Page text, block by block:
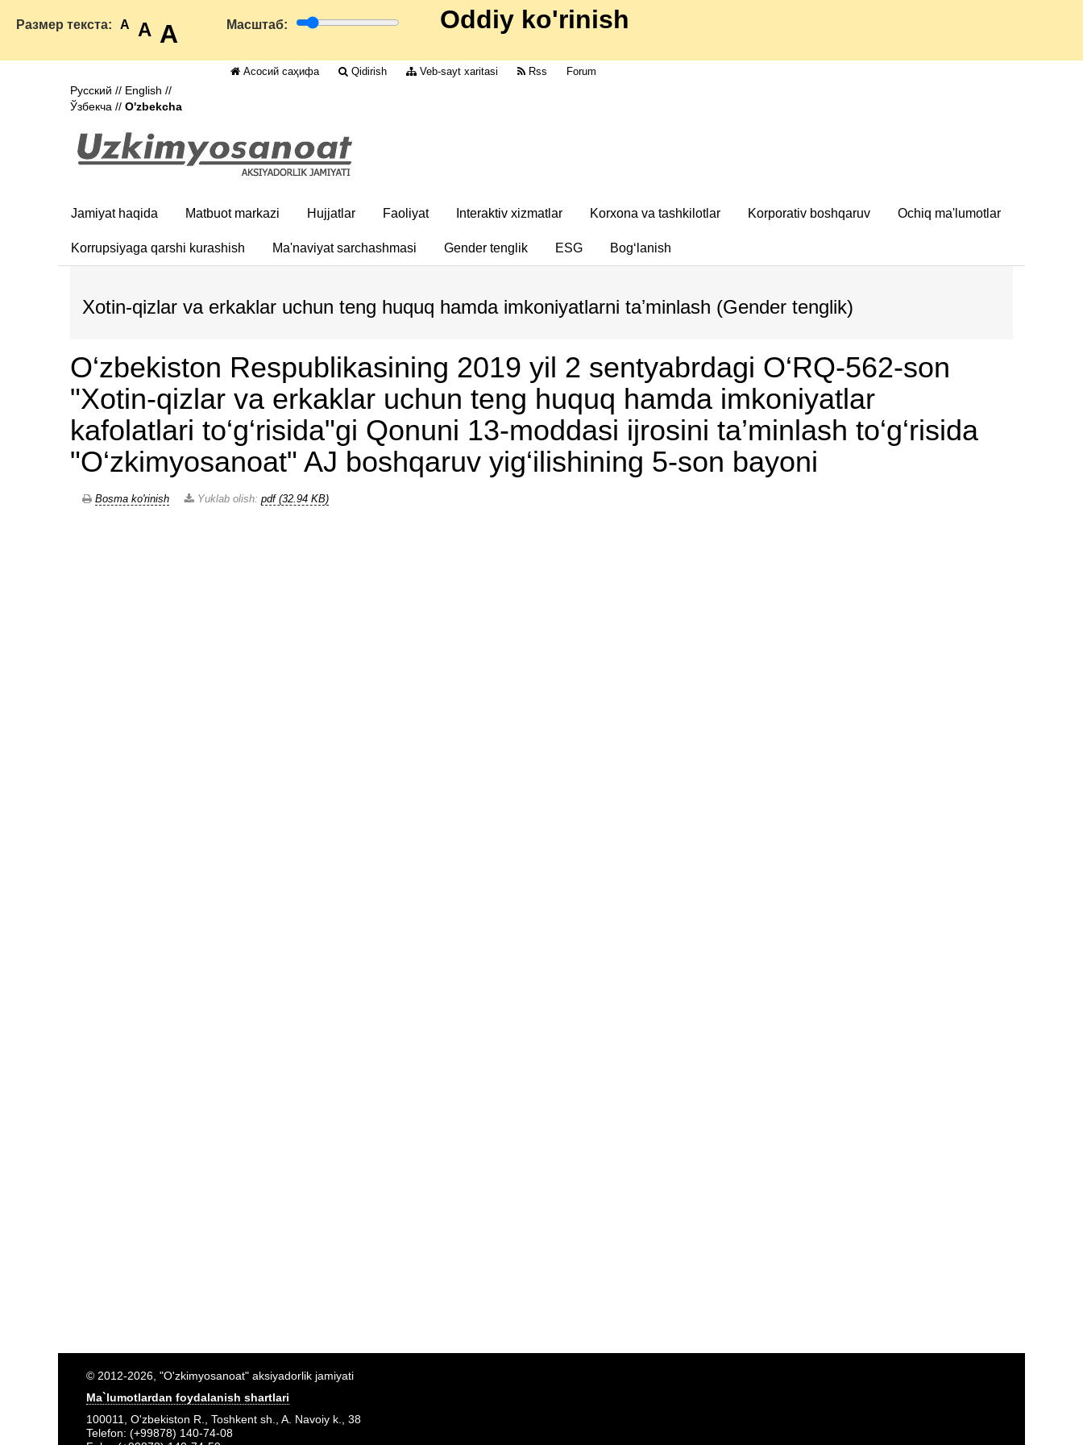
Размер текста: A A A Масштаб: Oddiy ko'rinish
Асосий саҳифа Qidirish Veb-sayt xaritasi Rss
Forum
Русский // English //
Ўзбекча // O'zbekcha
Jamiyat haqida Matbuot markazi Hujjatlar Faoliyat Interaktiv xizmatlar Korxona va tashkilotlar Korporativ boshqaruv Ochiq ma'lumotlar
Korrupsiyaga qarshi kurashish Ma'naviyat sarchashmasi Gender tenglik ESG Bog‘lanish
Xotin-qizlar va erkaklar uchun teng huquq hamda imkoniyatlarni taʼminlash (Gender tenglik)
O‘zbekiston Respublikasining 2019 yil 2 sentyabrdagi O‘RQ-562-son
"Xotin-qizlar va erkaklar uchun teng huquq hamda imkoniyatlar
kafolatlari to‘g‘risida"gi Qonuni 13-moddasi ijrosini ta’minlash to‘g‘risida
"O‘zkimyosanoat" AJ boshqaruv yig‘ilishining 5-son bayoni
Bosma ko'rinish Yuklab olish: pdf (32.94 KB)
© 2012-2026, "O'zkimyosanoat" aksiyadorlik jamiyati
Ma`lumotlardan foydalanish shartlari
100011, O'zbekiston R., Toshkent sh., A. Navoiy k., 38
Telefon: (+99878) 140-74-08